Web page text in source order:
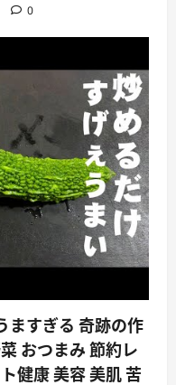
0
ますぎる 奇跡の作
おつまみ 節約レ
健康 美容 美肌 苦